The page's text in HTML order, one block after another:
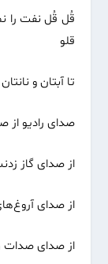
قُل قُل نفت را
قلو
تا آبتان و
صدای رادیو از
از صدای گاز
از صدای
از صدای صدات